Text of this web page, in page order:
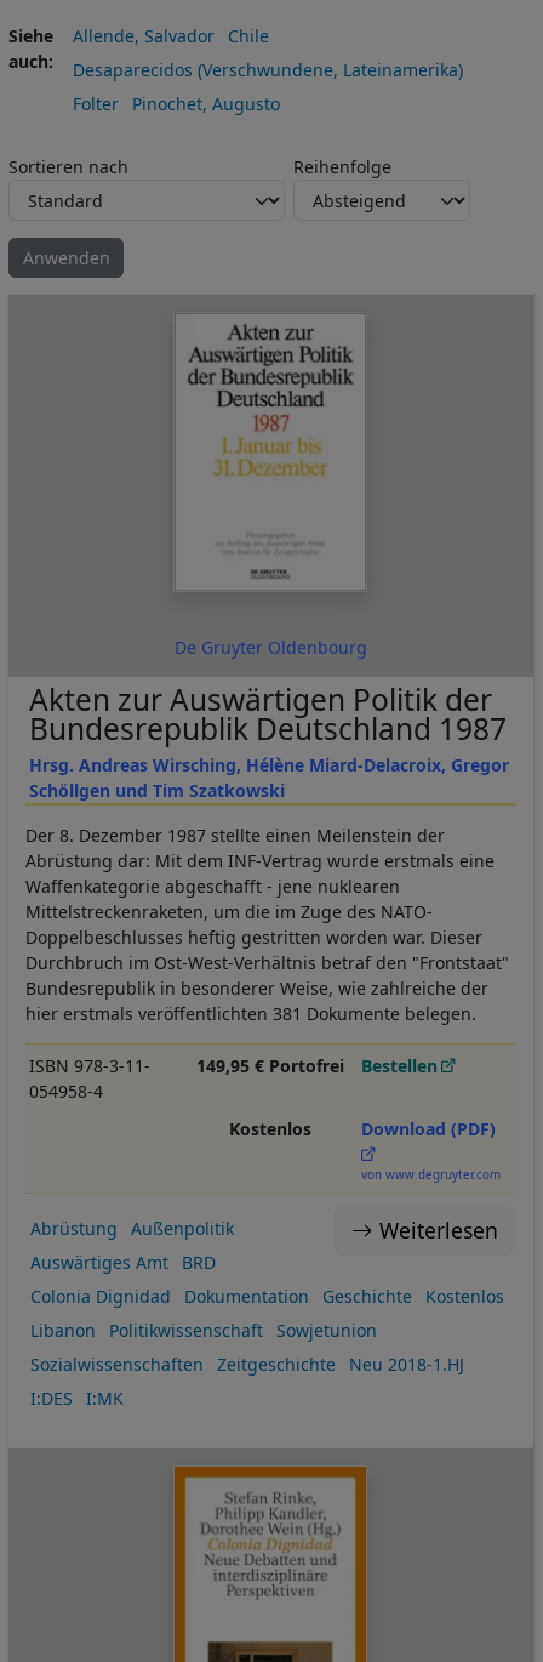
Siehe
auch
Allende, Salvador
Chile
Desaparecidos (Verschwundene, Lateinamerika)
Folter
Pinochet, Augusto
Sortieren nach Reihenfolge
De Gruyter Oldenbourg
Hrsg. Andreas Wirsching, Hélène Miard-Delacroix, Gregor
Schöllgen und Tim Szatkowski
Akten zur Auswärtigen Politik der
Bundesrepublik Deutschland 1987
Der 8. Dezember 1987 stellte einen Meilenstein der
Abrüstung dar: Mit dem INF-Vertrag wurde erstmals eine
Waffenkategorie abgeschafft - jene nuklearen
Mittelstreckenraketen, um die im Zuge des NATO-
Doppelbeschlusses heftig gestritten worden war. Dieser
Durchbruch im Ost-West-Verhältnis betraf den "Frontstaat"
Bundesrepublik in besonderer Weise, wie zahlreiche der
hier erstmals veröffentlichten 381 Dokumente belegen.
ISBN 978-3-11-
054958-4
149,95 € Portofrei Bestellen
Kostenlos Download (PDF)
von www.degruyter.com
Weiterlesen
Abrüstung
Außenpolitik
Auswärtiges Amt
BRD
Colonia Dignidad
Dokumentation Geschichte
Kostenlos
Libanon
Politikwissenschaft
Sowjetunion
Sozialwissenschaften
Zeitgeschichte
Neu 2018-1.HJ
I:DES
I:MK